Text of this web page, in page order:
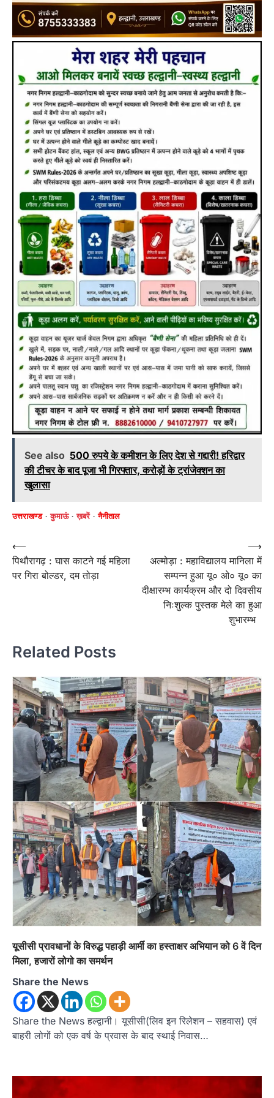
See also 500 रुपये के कमीशन के लिए देश से गद्दारी! हरिद्वार
की टीचर के बाद पूजा भी गिरफ्तार, करोड़ों के ट्रांजेक्शन का
खुलासा
उत्तराखण्ड कुमाऊं ख़बरें नैनीताल
Post
navigation
⟵
पिथौरागढ़ : घास काटने गई महिला
पर गिरा बोल्डर, दम तोड़ा
अल्मोड़ा : महाविद्यालय मानिला में
सम्पन्न हुआ यू० ओ० यू० का
दीक्षारम्भ कार्यक्रम और दो दिवसीय
निःशुल्क पुस्तक मेले का हुआ
शुभारम्भ
⟶
Related Posts
यूसीसी प्रावधानों के विरुद्ध पहाड़ी आर्मी का हस्ताक्षर अभियान को 6 वें दिन
मिला, हजारों लोगो का समर्थन
Share the News
Share the News हल्द्वानी। यूसीसी(लिव इन रिलेशन – सहवास) एवं
बाहरी लोगों को एक वर्ष के प्रवास के बाद स्थाई निवास…